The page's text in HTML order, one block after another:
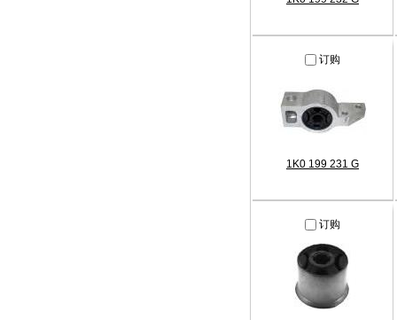
订购
1K0 199 231 G
订购